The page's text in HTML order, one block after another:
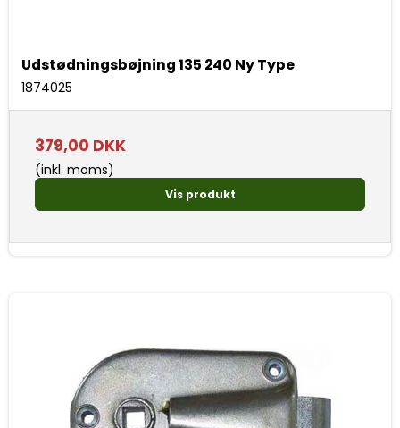
Udstødningsbøjning 135 240 Ny Type
1874025
379,00 DKK
(inkl. moms)
Vis produkt